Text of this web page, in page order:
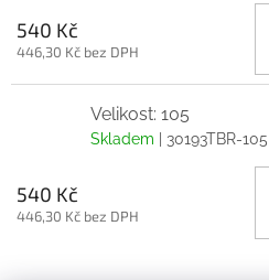
540 Kč
446,30 Kč bez DPH
Velikost: 105
Skladem | 30193TBR-105
540 Kč
446,30 Kč bez DPH